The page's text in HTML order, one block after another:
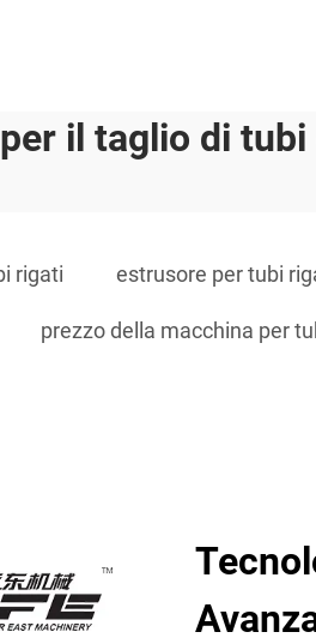
il taglio di
rigati estrusore per tubi
prezzo della macchina per